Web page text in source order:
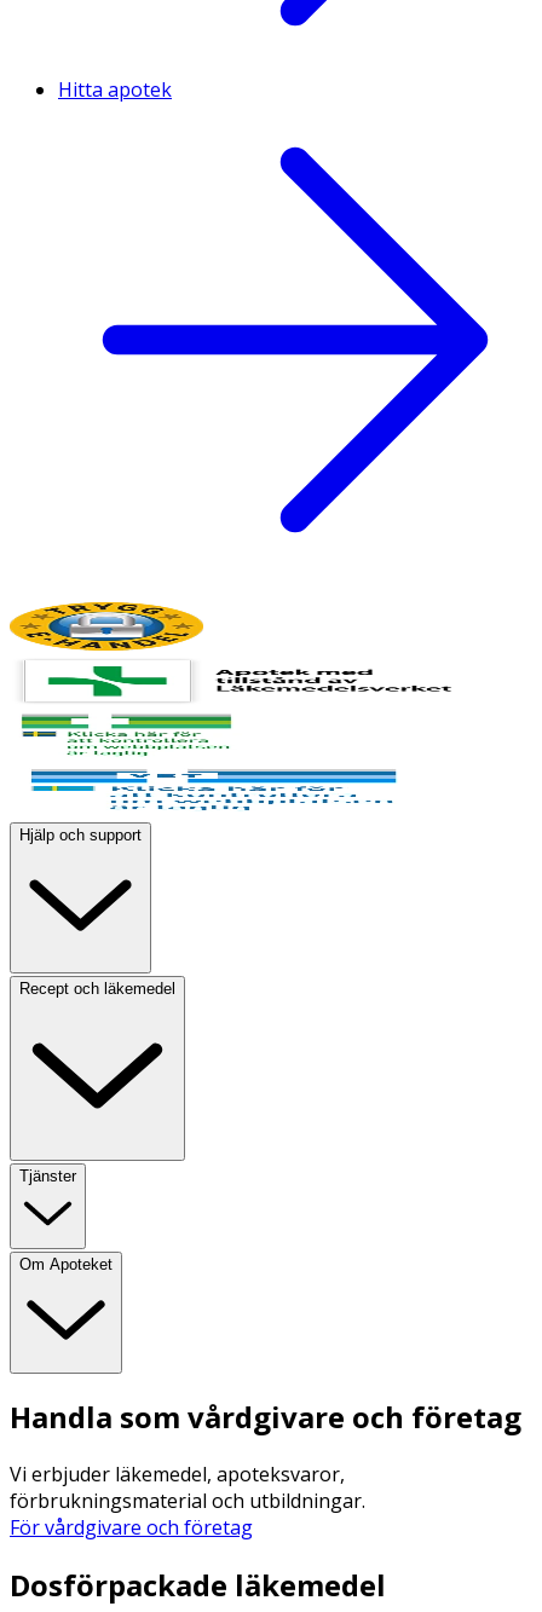
Hitta apotek
Hjälp och support
Recept och läkemedel
Tjänster
Om Apoteket
Handla som vårdgivare och företag
Vi erbjuder läkemedel, apoteksvaror,
förbrukningsmaterial och utbildningar.
För vårdgivare och företag
Dosförpackade läkemedel